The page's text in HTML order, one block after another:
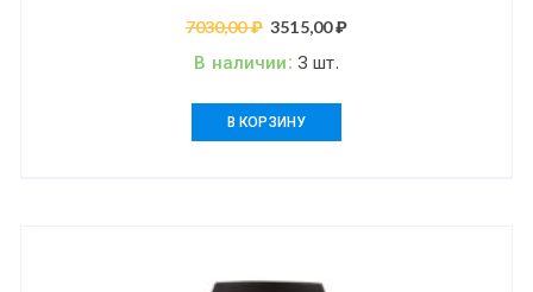
7030,00₽ Первоначальная
цена
7030,00 ₽.
3515,00₽Текущая
В наличии: 3 шт.
В КОРЗИНУ